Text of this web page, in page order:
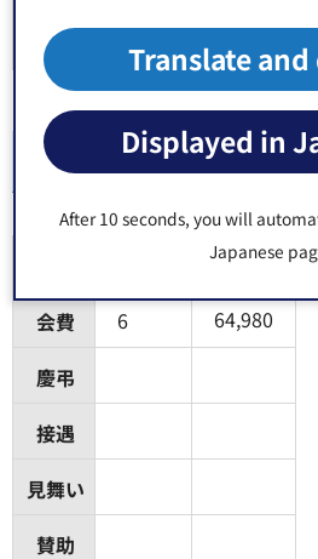
Translate
Displayed in
After 10 seconds, you will
Japanese
合計
令和7年12月
金額(円)
会費
6
64,980
慶弔
接遇
見舞い
賛助